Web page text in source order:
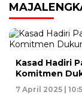
Kasad Hadiri
Komitmen
7 April 2025 |